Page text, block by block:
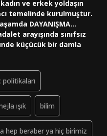
ve erkek yoldaşın
temelinde kurulmuştur.
DAYANIŞMA...
arayışında sınıfsız
küçücük bir damla
politikaları
ışık bilim
hep beraber ya hiç birimiz